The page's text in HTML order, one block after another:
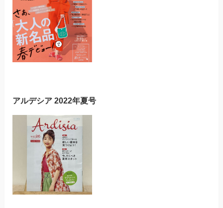
アルデシア 2022年夏号